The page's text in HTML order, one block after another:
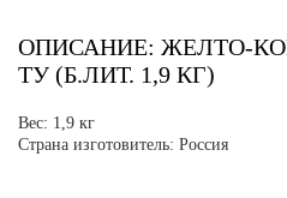
ОПИСАНИЕ: ЖЕЛТО-
ТУ (Б.ЛИТ. 1,9 КГ)
Вес: 1,9 кг
Страна изготовитель: Россия